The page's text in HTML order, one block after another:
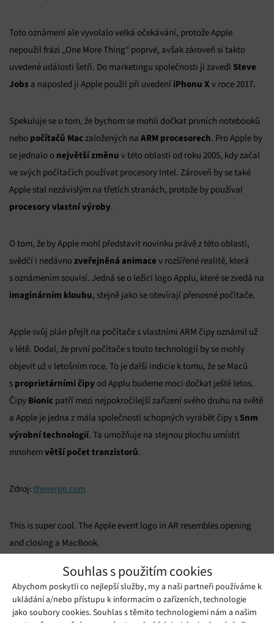
Souhlas s použitím cookies
Abychom poskytli co nejlepší služby, my a naši partneři používáme k
ukládání a/nebo přístupu k informacím o zařízeních, technologie
jako soubory cookies. Souhlas s těmito technologiemi nám a našim
Toto oznámení ale vyvolalo velká očekávání, protože Apple
nepoužil frázi „One More Thing“ poprvé, avšak zároveň si takto
uvedené události šetří. Do marketingu společnosti ji zavedl Steve
Jobs a naposled ji Apple použil při uvedení iPhonu X v roce 2017.
Spekuluje se o tom, že bychom se mohli dočkat prvních notebooků
nebo počítačů Mac založených na ARM procesorech. Pro Apple by
se jednalo o největší změnu v této oblasti od roku 2005, kdy začal
ve svých počítačích používat procesory Intel. Zároveň by se také
Apple stal nezávislým na třetích stranách, protože by používal
procesory vlastní výroby.
O tom, že by Apple mohl představit novinku právě z této oblasti,
svědčí i nedávnozveřejněná animace v rozšířené realitě, která
s oznámením souvisí. Jedná se o ležící logo Applu, které se zvedá na
imaginárním kloubu, stejně jako se otevírají přenosné počítače.
Apple svůj plán přejít na počítače s vlastními ARM čipy oznámil už
v létě. Dodal, že první počítače s touto technologií by se mohly
objevit už v letošním roce. To je další indicie k tomu, že se Maců
s proprietárními čipy od Applu budeme moci dočkat ještě letos.
Čipy Bionic patří mezi nejpokročilejší zařízení svého druhu na světě
a Apple je jedna z mála společností schopných vyrábět čipy s5nm
výrobní technologií. Ta umožňuje na stejnou plochu umístit
mnohem větší počet tranzistorů.
Zdroj: theverge.com
This is super cool. The Apple event logo in AR resembles opening
and closing a MacBook.
pic.twitter.com/R6pIpJTWPC
— Neil Cybart (@neilcybart) November 2, 2020